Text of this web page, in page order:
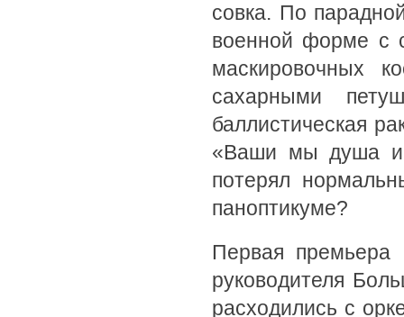
совка. По
военной форме с
маскировочных
сахарными
баллистическая
«Ваши мы душа и
потерял
паноптикуме?
Первая премьера
руководителя
расходились с